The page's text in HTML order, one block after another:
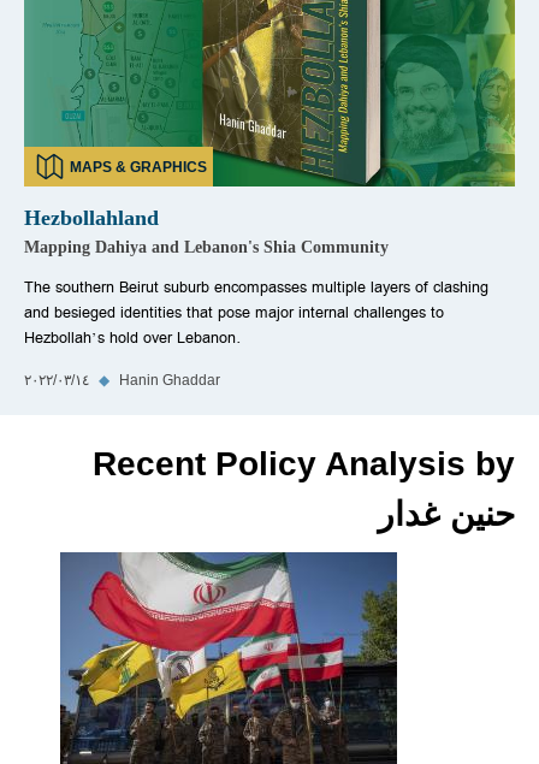
MAPS & GRAPHICS
Hezbollahland
Mapping Dahiya and Lebanon's Shia Community
The southern Beirut suburb encompasses multiple layers of clashing
and besieged identities that pose major internal challenges to
Hezbollah’s hold over Lebanon.
١٤‏/٠٣‏/٢٠٢٢ ◆ Hanin Ghaddar
Recent Policy Analysis by
حنين غدار